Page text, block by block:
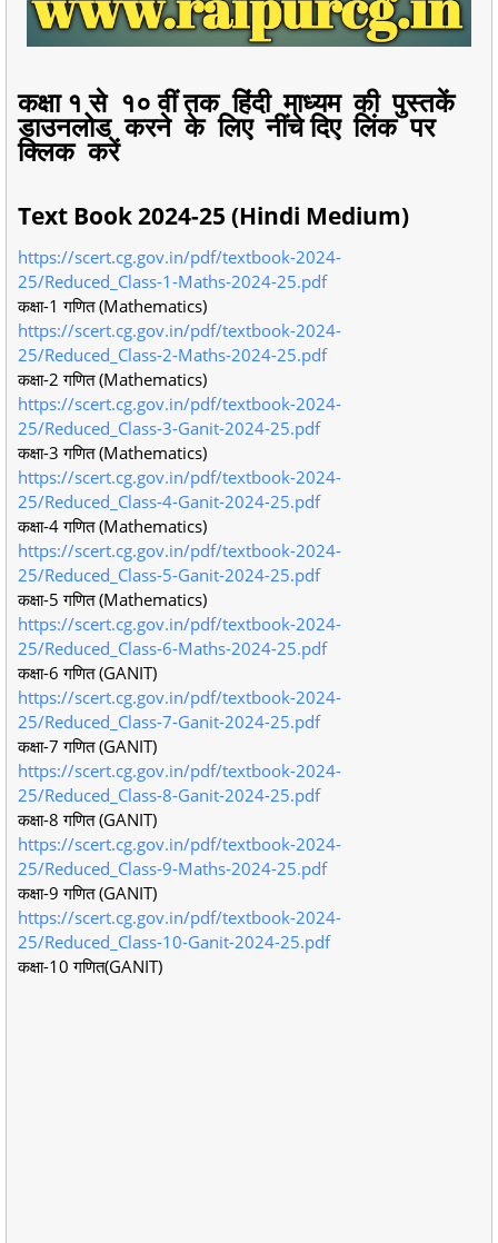
कक्षा १ से १० वीं तक हिंदी माध्यम की पुस्तकें
डाउनलोड करने के लिए नींचे दिए लिंक पर
क्लिक करें
Text Book 2024-25 (Hindi Medium)
https://scert.cg.gov.in/pdf/textbook-2024-
25/Reduced_Class-1-Maths-2024-25.pdf
कक्षा-1 गणित (Mathematics)
https://scert.cg.gov.in/pdf/textbook-2024-
25/Reduced_Class-2-Maths-2024-25.pdf
कक्षा-2 गणित (Mathematics)
https://scert.cg.gov.in/pdf/textbook-2024-
25/Reduced_Class-3-Ganit-2024-25.pdf
कक्षा-3 गणित (Mathematics)
https://scert.cg.gov.in/pdf/textbook-2024-
25/Reduced_Class-4-Ganit-2024-25.pdf
कक्षा-4 गणित (Mathematics)
https://scert.cg.gov.in/pdf/textbook-2024-
25/Reduced_Class-5-Ganit-2024-25.pdf
कक्षा-5 गणित (Mathematics)
https://scert.cg.gov.in/pdf/textbook-2024-
25/Reduced_Class-6-Maths-2024-25.pdf
कक्षा-6 गणित (GANIT)
https://scert.cg.gov.in/pdf/textbook-2024-
25/Reduced_Class-7-Ganit-2024-25.pdf
कक्षा-7 गणित (GANIT)
https://scert.cg.gov.in/pdf/textbook-2024-
25/Reduced_Class-8-Ganit-2024-25.pdf
कक्षा-8 गणित (GANIT)
https://scert.cg.gov.in/pdf/textbook-2024-
25/Reduced_Class-9-Maths-2024-25.pdf
कक्षा-9 गणित (GANIT)
https://scert.cg.gov.in/pdf/textbook-2024-
25/Reduced_Class-10-Ganit-2024-25.pdf
कक्षा-10 गणित(GANIT)